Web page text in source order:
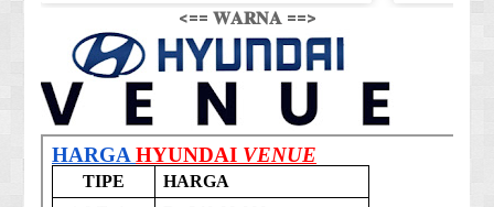
<== 𝐖𝐀𝐑𝐍𝐀 ==>